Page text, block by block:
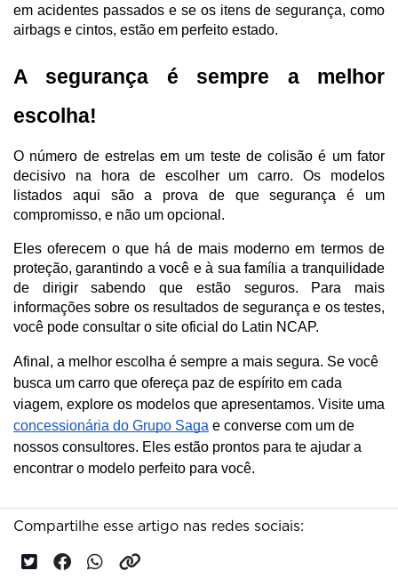
em acidentes passados e se os itens de segurança, como
airbags e cintos, estão em perfeito estado.
A segurança é sempre a melhor
escolha!
O número de estrelas em um teste de colisão é um fator
decisivo na hora de escolher um carro. Os modelos
listados aqui são a prova de que segurança é um
compromisso, e não um opcional.
Eles oferecem o que há de mais moderno em termos de
proteção, garantindo a você e à sua família a tranquilidade
de dirigir sabendo que estão seguros. Para mais
informações sobre os resultados de segurança e os testes,
você pode consultar o site oficial do Latin NCAP.
Afinal, a melhor escolha é sempre a mais segura. Se você
busca um carro que ofereça paz de espírito em cada
viagem, explore os modelos que apresentamos. Visite uma
concessionária do Grupo Saga e converse com um de
nossos consultores. Eles estão prontos para te ajudar a
encontrar o modelo perfeito para você.
Compartilhe esse artigo nas redes sociais: